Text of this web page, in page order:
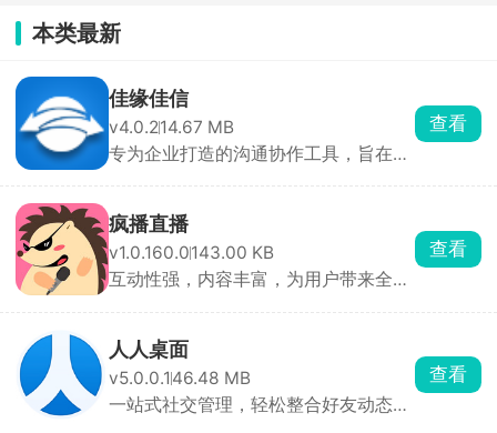
本类最新
佳缘佳信
v4.0.214.67 MB
专为企业打造的沟通协作工具，旨在帮
查看
疯播直播
v1.0.160.0143.00 KB
互动性强，内容丰富，为用户带来全新
查看
人人桌面
v5.0.0.1 46.48 MB
一站式社交管理，轻松整合好友动态，
查看